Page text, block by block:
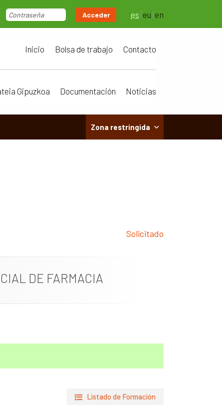
Acceder es eu en
Inicio Bolsa de trabajo Contacto
Gipuzkoa Documentación Noticias
Zona restringida
Solicitado
DE FARMACIA
Listado de Formación